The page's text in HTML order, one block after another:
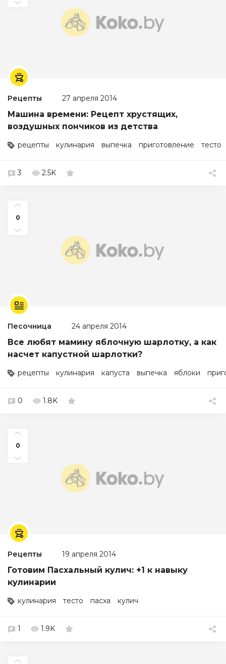
Рецепты 27 апреля 2014
Машина времени: Рецепт хрустящих,
воздушных пончиков из детства
рецепты кулинария выпечка приготовление тесто
3 2.5K
0
Песочница 24 апреля 2014
Все любят мамину яблочную шарлотку, а как
насчет капустной шарлотки?
рецепты кулинария капуста выпечка яблоки
0 1.8K
0
Рецепты 19 апреля 2014
Готовим Пасхальный кулич: +1 к навыку
кулинарии
кулинария тесто пасха кулич
1 1.9K